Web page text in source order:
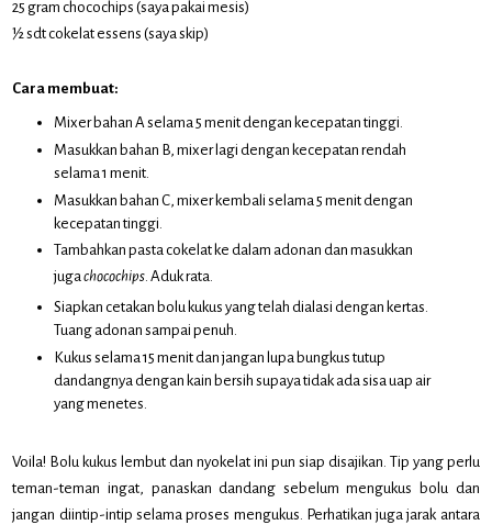
25 gram chocochips (saya pakai mesis)
½ sdt cokelat essens (saya skip)
Cara membuat:
Mixer bahan A selama 5 menit dengan kecepatan tinggi.
Masukkan bahan B, mixer lagi dengan kecepatan rendah
selama 1 menit.
Masukkan bahan C, mixer kembali selama 5 menit dengan
kecepatan tinggi.
Tambahkan pasta cokelat ke dalam adonan dan masukkan
jugachocochips. Aduk rata.
Siapkan cetakan bolu kukus yang telah dialasi dengan kertas.
Tuang adonan sampai penuh.
Kukus selama 15 menit dan jangan lupa bungkus tutup
dandangnya dengan kain bersih supaya tidak ada sisa uap air
yang menetes.
Voila! Bolu kukus lembut dan nyokelat ini pun siap disajikan. Tip yang perlu
teman-teman ingat, panaskan dandang sebelum mengukus bolu dan
jangan diintip-intip selama proses mengukus. Perhatikan juga jarak antara